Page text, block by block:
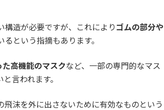
構造が必要ですが、これにより ゴムの部分や
という指摘もあります。
高機能のマスクなど、一部の専門的なマス
言われます。
沫を外に出さないために有効なものという